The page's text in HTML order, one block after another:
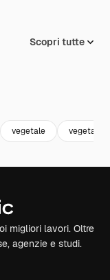
Scopri tutte
vegetale
migliori lavori. Oltre
agenzie e studi.